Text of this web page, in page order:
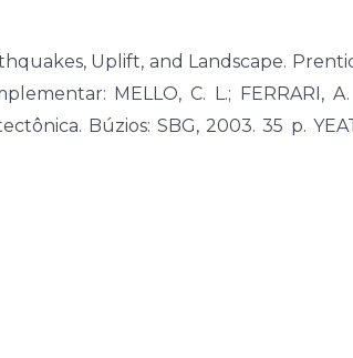
Uplift, and Landscape.
MELLO, C. L.; FERRARI,
Búzios: SBG, 2003. 35 p.